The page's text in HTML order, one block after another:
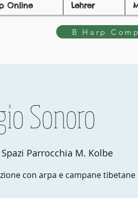
Online Lehrer
B Harp
Sonoro
Spazi Parrocchia M. Kolbe
con arpa e campane tibetane